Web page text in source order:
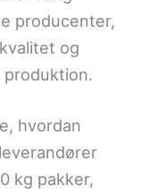
producenter,
og
hvordan
kg pakker,